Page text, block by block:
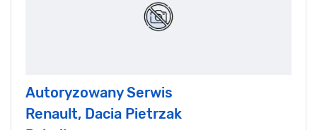
Autoryzowany Serwis
Renault, Dacia Pietrzak